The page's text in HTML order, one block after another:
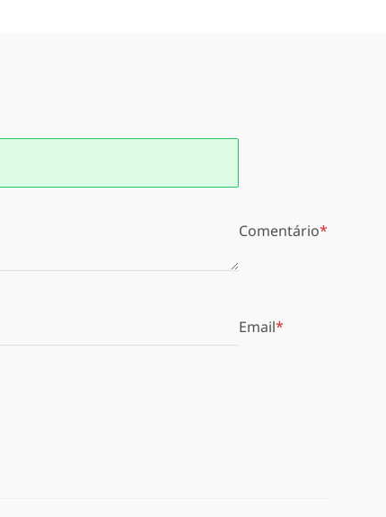
Comentário
Email